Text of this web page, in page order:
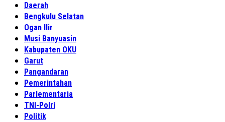
Daerah
Bengkulu Selatan
Ogan Ilir
Musi Banyuasin
Kabupaten OKU
Garut
Pangandaran
Pemerintahan
Parlementaria
TNI-Polri
Politik